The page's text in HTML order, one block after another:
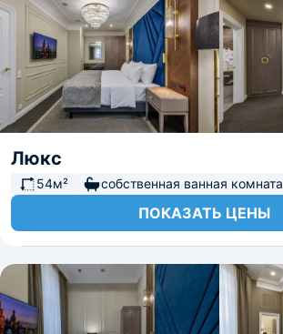
Люкс
54м² собственная ванная комната
ПОКАЗАТЬ ЦЕНЫ